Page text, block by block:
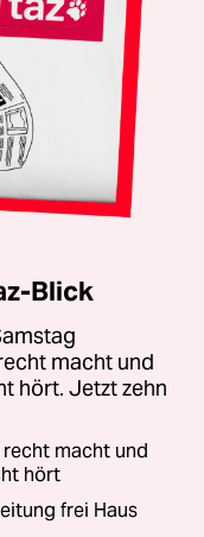
Blick
macht und
hört. Jetzt zehn
macht und
hört
frei Haus